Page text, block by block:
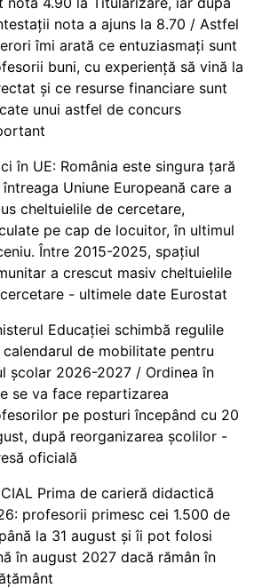
nota a ajuns la 8.70 / Astfel
îmi arată ce entuziasmați sunt
buni, cu experiență să vină la
și ce resurse financiare sunt
unui astfel de concurs
în UE: România este singura țară
Uniune Europeană care a
cheltuielile de cercetare,
pe cap de locuitor, în ultimul
Între 2015-2025, spațiul
a crescut masiv cheltuielile
- ultimele date Eurostat
Educației schimbă regulile
calendarul de mobilitate pentru
școlar 2026-2027 / Ordinea în
se va face repartizarea
pe posturi începând cu 20
după reorganizarea școlilor -
oficială
Prima de carieră didactică
profesorii primesc cei 1.500 de
la 31 august și îi pot folosi
în august 2027 dacă rămân în